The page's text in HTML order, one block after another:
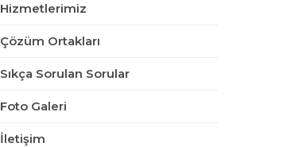
Hizmetlerimiz
Çözüm Ortakları
Sıkça Sorulan Sorular
Foto Galeri
İletişim